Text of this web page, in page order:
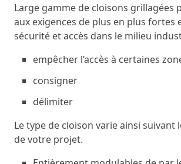
Large gamme de cloisons grillagées
aux exigences de plus en plus fortes
sécurité et accès dans le milieu
empêcher l’accès à certaines
consigner
délimiter
Le type de cloison varie ainsi suivant
de votre projet.